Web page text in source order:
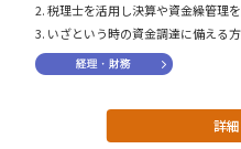
税理士を活用し決算や資金繰管理
いざという時の資金調達に備える
詳